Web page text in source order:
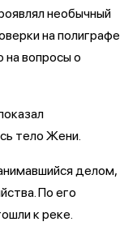
необычный
на полиграфе
на вопросы о
тело Жени.
делом,
По его
к реке.